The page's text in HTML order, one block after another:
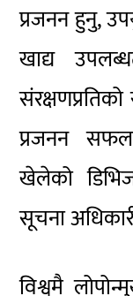
प्रजनन हुनु,
खाद्य
प्रजनन
खेलेको
सूचना
विश्वमै